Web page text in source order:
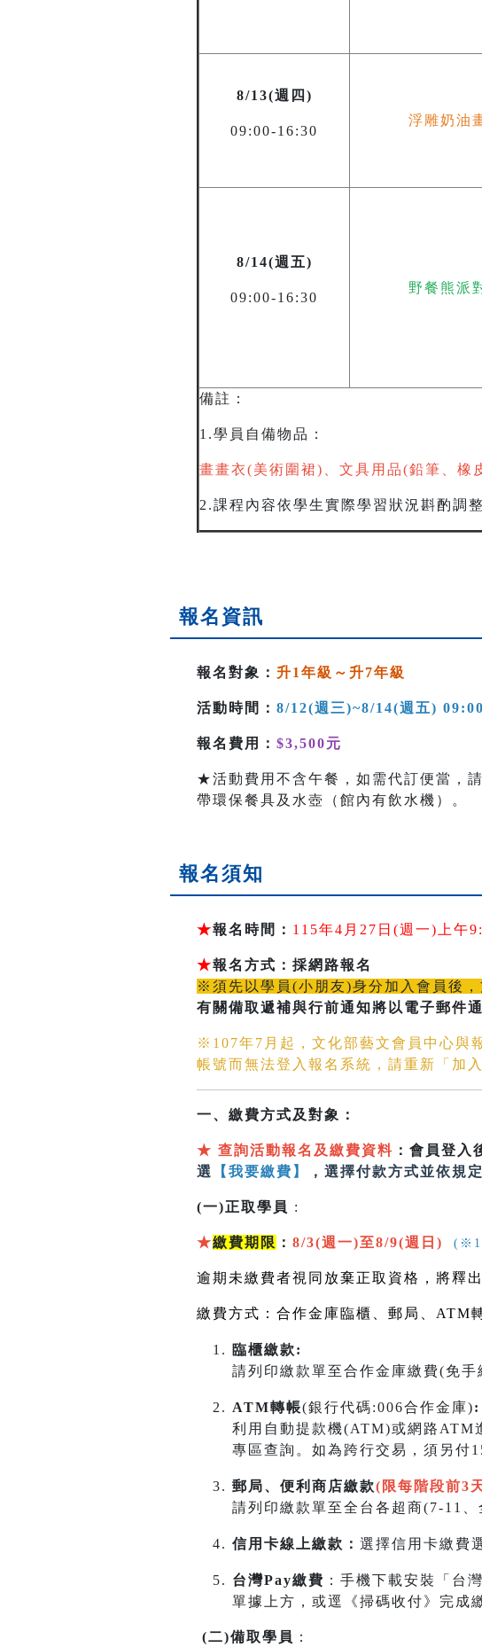
8/13(週四)
09:00-16:30
浮雕奶油
8/14(週五)
09:00-16:30
野餐熊派
備註：
1.學員自備物品：
畫畫衣(美術圍裙)、文具用品(鉛筆、橡
2.課程內容依學生實際學習狀況斟酌調整
報名資訊
報名對象： 升1年級～升7年級
活動時間： 8/12(週三)~8/14(週五)
報名費用： $3,500元
★活動費用不含午餐，如需代訂便當，
帶環保餐具及水壺（館內有飲水機）。
報名須知
★報名時間： 115年4月27日(週一)上午
★報名方式：採網路報名
※須先以學員(小朋友)身分加入會員後，
有關備取遞補與行前通知將以電子郵件
※107年7月起，文化部藝文會員中心與
帳號而無法登入報名系統，請重新「加入
一、繳費方式及對象：
★ 查詢活動報名及繳費資料 ：會員登入
選
【我要繳費】 ，選擇付款方式並依規
(一)正取學員 :
★繳費期限 ： 8/3(週一)至8/9(週日)
逾期未繳費者視同放棄正取資格，將釋出
繳費方式：合作金庫臨櫃、郵局、 ATM
臨櫃繳款:
請列印繳款單至合作金庫繳費(免手
ATM轉帳(銀行代碼:006合作金庫):
利用自動提款機(ATM)或網路ATM
專區查詢。如為跨行交易，須另付
郵局、便利商店繳款(限每階段前3
請列印繳款單至全台各超商(7-11
信用卡線上繳款： 選擇信用卡繳費
台灣Pay繳費 ：手機下載安裝「台
單據上方，或逕《掃碼收付》完成
(二)備取學員 ：